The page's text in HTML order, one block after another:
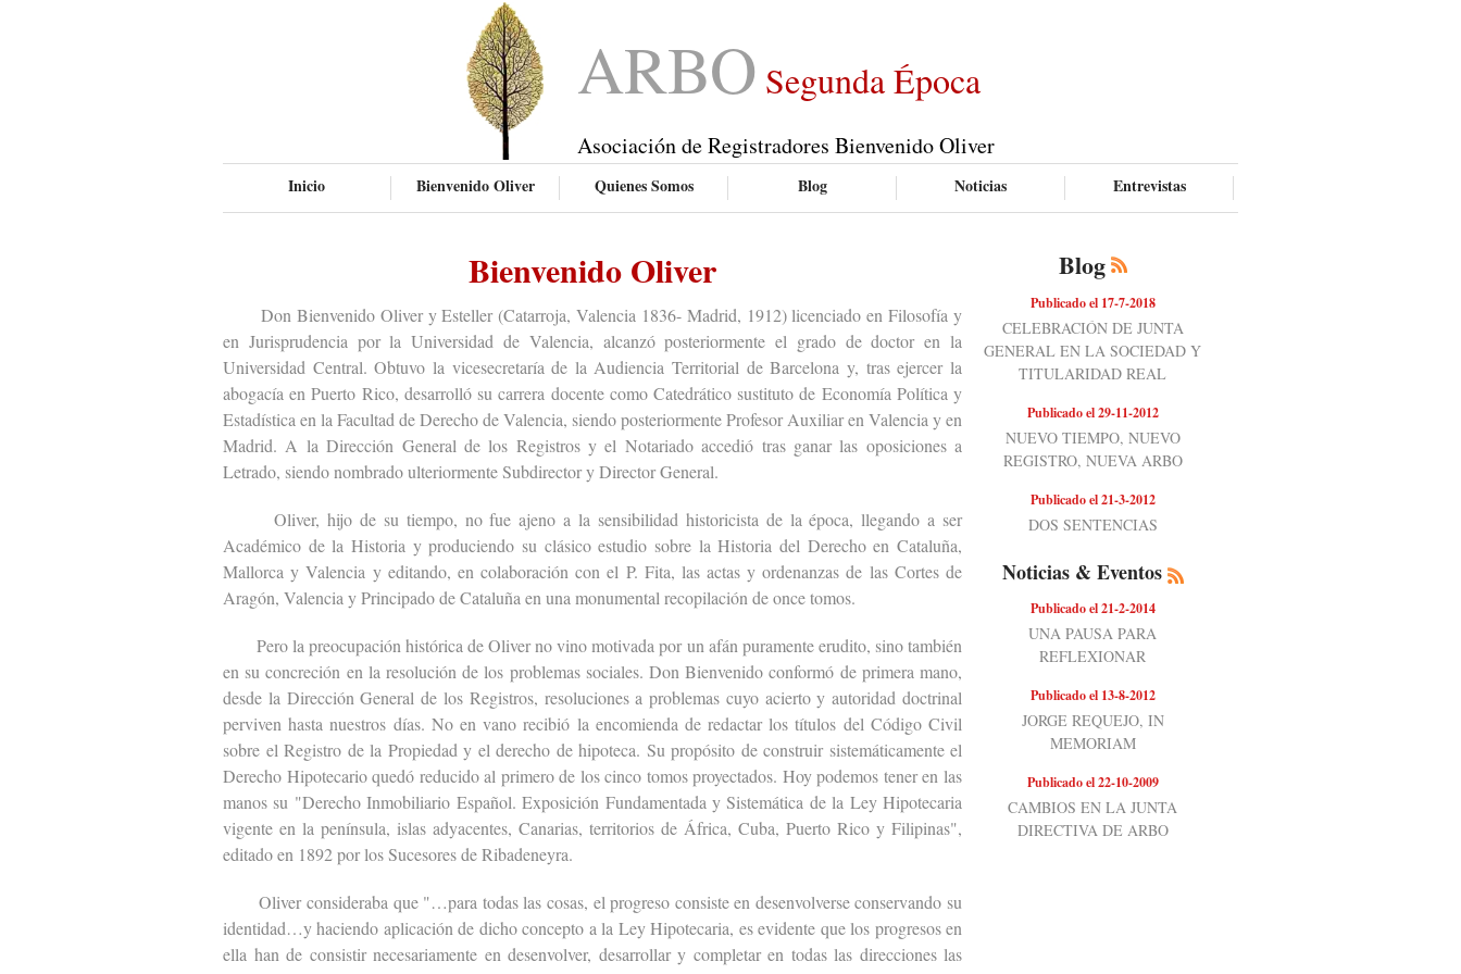
ARBO Segunda Época
Asociación de Registradores Bienvenido Oliver
Inicio Bienvenido Oliver Quienes Somos Blog Noticias Entrevistas
Bienvenido Oliver
Don Bienvenido Oliver y Esteller (Catarroja, Valencia 1836- Madrid, 1912) licenciado en Filosofía y
en Jurisprudencia por la Universidad de Valencia, alcanzó posteriormente el grado de doctor en la
Universidad Central. Obtuvo la vicesecretaría de la Audiencia Territorial de Barcelona y, tras ejercer la
abogacía en Puerto Rico, desarrolló su carrera docente como Catedrático sustituto de Economía Política y
Estadística en la Facultad de Derecho de Valencia, siendo posteriormente Profesor Auxiliar en Valencia y en
Madrid. A la Dirección General de los Registros y el Notariado accedió tras ganar las oposiciones a
Letrado, siendo nombrado ulteriormente Subdirector y Director General.
Oliver, hijo de su tiempo, no fue ajeno a la sensibilidad historicista de la época, llegando a ser
Académico de la Historia y produciendo su clásico estudio sobre la Historia del Derecho en Cataluña,
Mallorca y Valencia y editando, en colaboración con el P. Fita, las actas y ordenanzas de las Cortes de
Aragón, Valencia y Principado de Cataluña en una monumental recopilación de once tomos.
Pero la preocupación histórica de Oliver no vino motivada por un afán puramente erudito, sino también
en su concreción en la resolución de los problemas sociales. Don Bienvenido conformó de primera mano,
desde la Dirección General de los Registros, resoluciones a problemas cuyo acierto y autoridad doctrinal
perviven hasta nuestros días. No en vano recibió la encomienda de redactar los títulos del Código Civil
sobre el Registro de la Propiedad y el derecho de hipoteca. Su propósito de construir sistemáticamente el
Derecho Hipotecario quedó reducido al primero de los cinco tomos proyectados. Hoy podemos tener en las
manos su "Derecho Inmobiliario Español. Exposición Fundamentada y Sistemática de la Ley Hipotecaria
vigente en la península, islas adyacentes, Canarias, territorios de África, Cuba, Puerto Rico y Filipinas",
editado en 1892 por los Sucesores de Ribadeneyra.
Oliver consideraba que "…para todas las cosas, el progreso consiste en desenvolverse conservando su
identidad…y haciendo aplicación de dicho concepto a la Ley Hipotecaria, es evidente que los progresos en
ella han de consistir necesariamente en desenvolver, desarrollar y completar en todas las direcciones las
Blog
Publicado el 17-7-2018
CELEBRACIÓN DE JUNTA
GENERAL EN LA SOCIEDAD Y
TITULARIDAD REAL
Publicado el 29-11-2012
NUEVO TIEMPO, NUEVO
REGISTRO, NUEVA ARBO
Publicado el 21-3-2012
DOS SENTENCIAS
Noticias & Eventos
Publicado el 21-2-2014
UNA PAUSA PARA
REFLEXIONAR
Publicado el 13-8-2012
JORGE REQUEJO, IN
MEMORIAM
Publicado el 22-10-2009
CAMBIOS EN LA JUNTA
DIRECTIVA DE ARBO